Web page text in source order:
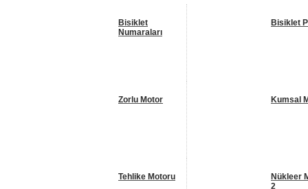
Bisiklet
Numaraları
Bisiklet
Zorlu Motor Kumsal
Tehlike Motoru
Nükleer
2